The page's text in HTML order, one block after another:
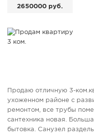
2650000 руб.
Продаю отличную 3-
ухоженном районе с
ремонтом, все трубы
сантехника новая.
бытовка. Санузел